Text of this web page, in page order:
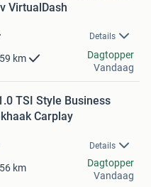
VirtualDash
Details
km
Dagtopper
Vandaag
TSI Style Business
Carplay
Details
km
Dagtopper
Vandaag